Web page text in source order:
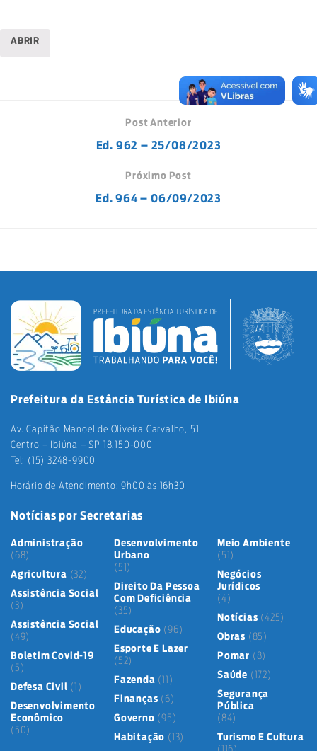
ABRIR
Post Anterior
Ed. 962 – 25/08/2023
Próximo Post
Ed. 964 – 06/09/2023
Prefeitura da Estância Turística de Ibiúna
Av. Capitão Manoel de Oliveira Carvalho, 51
Centro – Ibiúna – SP 18.150-000
Tel: (15) 3248-9900
Horário de Atendimento: 9h00 às 16h30
Notícias por Secretarias
Administração
(68)
Agricultura (32)
Assistência Social
(3)
Assistência Social
(49)
Boletim Covid-19
(5)
Defesa Civil (1)
Desenvolvimento
Econômico
(50)
Desenvolvimento
Urbano
(51)
Direito Da Pessoa
Com Deficiência
(35)
Educação (96)
Esporte E Lazer
(52)
Fazenda (11)
Finanças (6)
Governo (95)
Habitação (13)
Meio Ambiente
(51)
Negócios
Jurídicos
(4)
Notícias (425)
Obras (85)
Pomar (8)
Saúde (172)
Segurança
Pública
(84)
Turismo E Cultura